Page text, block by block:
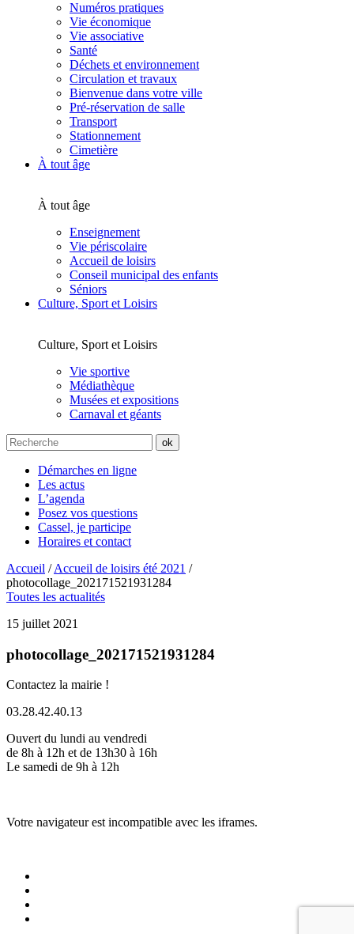
Numéros pratiques
Vie économique
Vie associative
Santé
Déchets et environnement
Circulation et travaux
Bienvenue dans votre ville
Pré-réservation de salle
Transport
Stationnement
Cimetière
À tout âge
À tout âge
Enseignement
Vie périscolaire
Accueil de loisirs
Conseil municipal des enfants
Séniors
Culture, Sport et Loisirs
Culture, Sport et Loisirs
Vie sportive
Médiathèque
Musées et expositions
Carnaval et géants
Démarches en ligne
Les actus
L’agenda
Posez vos questions
Cassel, je participe
Horaires et contact
Accueil /Accueil de loisirs été 2021 /
photocollage_202171521931284
Toutes les actualités
15 juillet 2021
photocollage_202171521931284
Contactez la mairie !
03.28.42.40.13
Ouvert du lundi au vendredi
de 8h à 12h et de 13h30 à 16h
Le samedi de 9h à 12h
Votre navigateur est incompatible avec les iframes.